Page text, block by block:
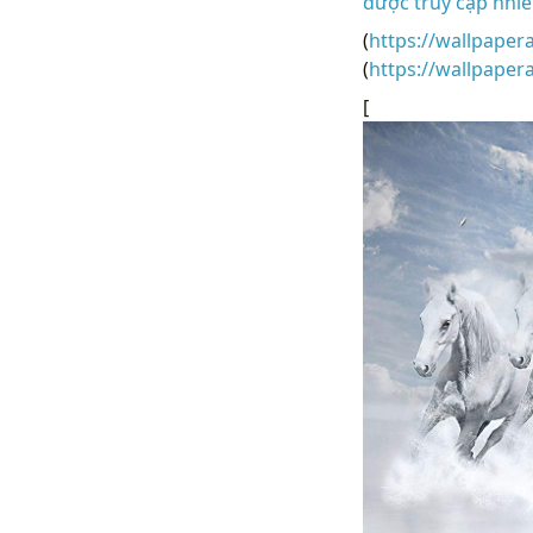
(https://
(https://
[